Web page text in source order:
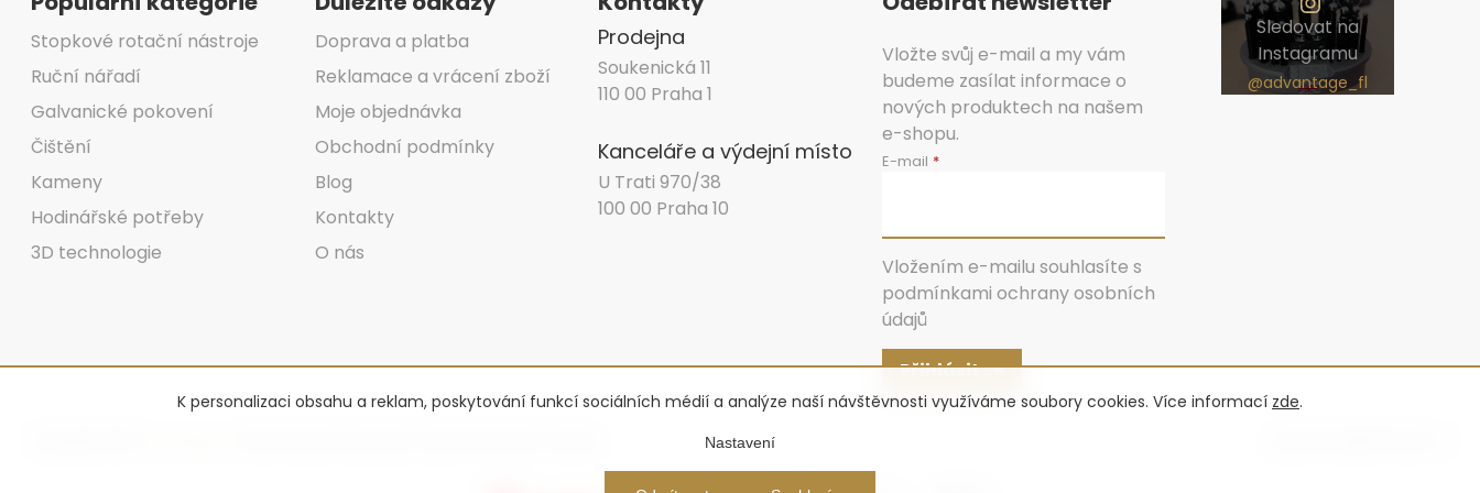
K personalizaci obsahu a reklam, poskytování funkcí sociálních médií a analýze naší návštěvnosti využíváme soubory cookies. Více informací zde.
Nastavení
Stopkové rotační nástroje
Ruční nářadí
Galvanické pokovení
Čištění
Kameny
Hodinářské potřeby
3D technologie
Doprava a platba
Reklamace a vrácení zboží
Moje objednávka
Obchodní podmínky
Blog
Kontakty
O nás
Prodejna
Soukenická 11
110 00 Praha 1
Kanceláře a výdejní místo
U Trati 970/38
100 00 Praha 10
Vložte svůj e-mail a my vám
budeme zasílat informace o
nových produktech na našem
e-shopu.
E-mail
Vložením e-mailu souhlasíte s
podmínkami ochrany osobních
údajů
Přihlásit se
Sledovat na
Instagramu